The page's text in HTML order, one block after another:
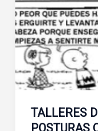
TALLERES
POSTURAS